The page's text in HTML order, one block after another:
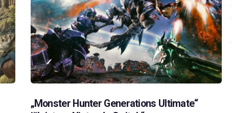
„Monster Hunter Generations Ultimate“